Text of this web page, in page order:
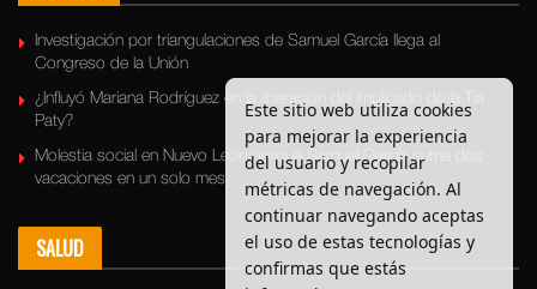
Investigación por triangulaciones de Samuel García llega al
Congreso de la Unión
¿Influyó Mariana Rodríguez en la liberación del implicado de la Tía
Paty?
Molestia social en Nuevo León porque Samuel García suma dos
vacaciones en un solo mes
SALUD
Este sitio web utiliza cookies
para mejorar la experiencia
del usuario y recopilar
métricas de navegación. Al
continuar navegando aceptas
el uso de estas tecnologías y
confirmas que estás